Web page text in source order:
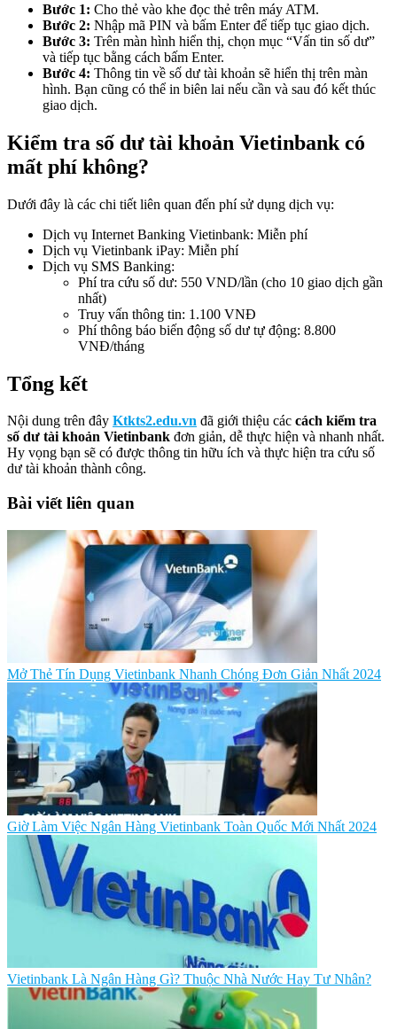
Bước 1: Cho thẻ vào khe đọc thẻ trên máy ATM.
Bước 2: Nhập mã PIN và bấm Enter để tiếp tục giao dịch.
Bước 3: Trên màn hình hiển thị, chọn mục “Vấn tin số dư”
và tiếp tục bằng cách bấm Enter.
Bước 4: Thông tin về số dư tài khoản sẽ hiển thị trên màn
hình. Bạn cũng có thể in biên lai nếu cần và sau đó kết thúc
giao dịch.
Kiểm tra số dư tài khoản Vietinbank có
mất phí không?
Dưới đây là các chi tiết liên quan đến phí sử dụng dịch vụ:
Dịch vụ Internet Banking Vietinbank: Miễn phí
Dịch vụ Vietinbank iPay: Miễn phí
Dịch vụ SMS Banking:
Phí tra cứu số dư: 550 VND/lần (cho 10 giao dịch gần
nhất)
Truy vấn thông tin: 1.100 VNĐ
Phí thông báo biến động số dư tự động: 8.800
VNĐ/tháng
Tổng kết
Nội dung trên đây Ktkts2.edu.vn đã giới thiệu các cách kiểm tra
số dư tài khoản Vietinbank đơn giản, dễ thực hiện và nhanh nhất.
Hy vọng bạn sẽ có được thông tin hữu ích và thực hiện tra cứu số
dư tài khoản thành công.
Bài viết liên quan
Mở Thẻ Tín Dụng Vietinbank Nhanh Chóng Đơn Giản Nhất 2024
Giờ Làm Việc Ngân Hàng Vietinbank Toàn Quốc Mới Nhất 2024
Vietinbank Là Ngân Hàng Gì? Thuộc Nhà Nước Hay Tư Nhân?